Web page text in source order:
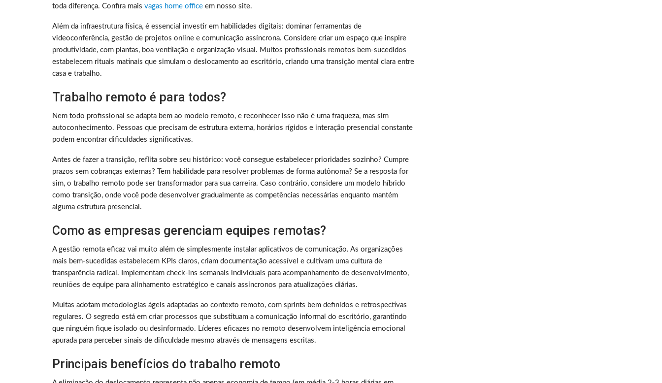
toda diferença. Confira mais vagas home office em nosso site.
Além da infraestrutura física, é essencial investir em habilidades digitais: dominar ferramentas de
videoconferência, gestão de projetos online e comunicação assíncrona. Considere criar um espaço que inspire
produtividade, com plantas, boa ventilação e organização visual. Muitos profissionais remotos bem-sucedidos
estabelecem rituais matinais que simulam o deslocamento ao escritório, criando uma transição mental clara entre
casa e trabalho.
Trabalho remoto é para todos?
Nem todo profissional se adapta bem ao modelo remoto, e reconhecer isso não é uma fraqueza, mas sim
autoconhecimento. Pessoas que precisam de estrutura externa, horários rígidos e interação presencial constante
podem encontrar dificuldades significativas.
Antes de fazer a transição, reflita sobre seu histórico: você consegue estabelecer prioridades sozinho? Cumpre
prazos sem cobranças externas? Tem habilidade para resolver problemas de forma autônoma? Se a resposta for
sim, o trabalho remoto pode ser transformador para sua carreira. Caso contrário, considere um modelo híbrido
como transição, onde você pode desenvolver gradualmente as competências necessárias enquanto mantém
alguma estrutura presencial.
Como as empresas gerenciam equipes remotas?
A gestão remota eficaz vai muito além de simplesmente instalar aplicativos de comunicação. As organizações
mais bem-sucedidas estabelecem KPIs claros, criam documentação acessível e cultivam uma cultura de
transparência radical. Implementam check-ins semanais individuais para acompanhamento de desenvolvimento,
reuniões de equipe para alinhamento estratégico e canais assíncronos para atualizações diárias.
Muitas adotam metodologias ágeis adaptadas ao contexto remoto, com sprints bem definidos e retrospectivas
regulares. O segredo está em criar processos que substituam a comunicação informal do escritório, garantindo
que ninguém fique isolado ou desinformado. Líderes eficazes no remoto desenvolvem inteligência emocional
apurada para perceber sinais de dificuldade mesmo através de mensagens escritas.
Principais benefícios do trabalho remoto